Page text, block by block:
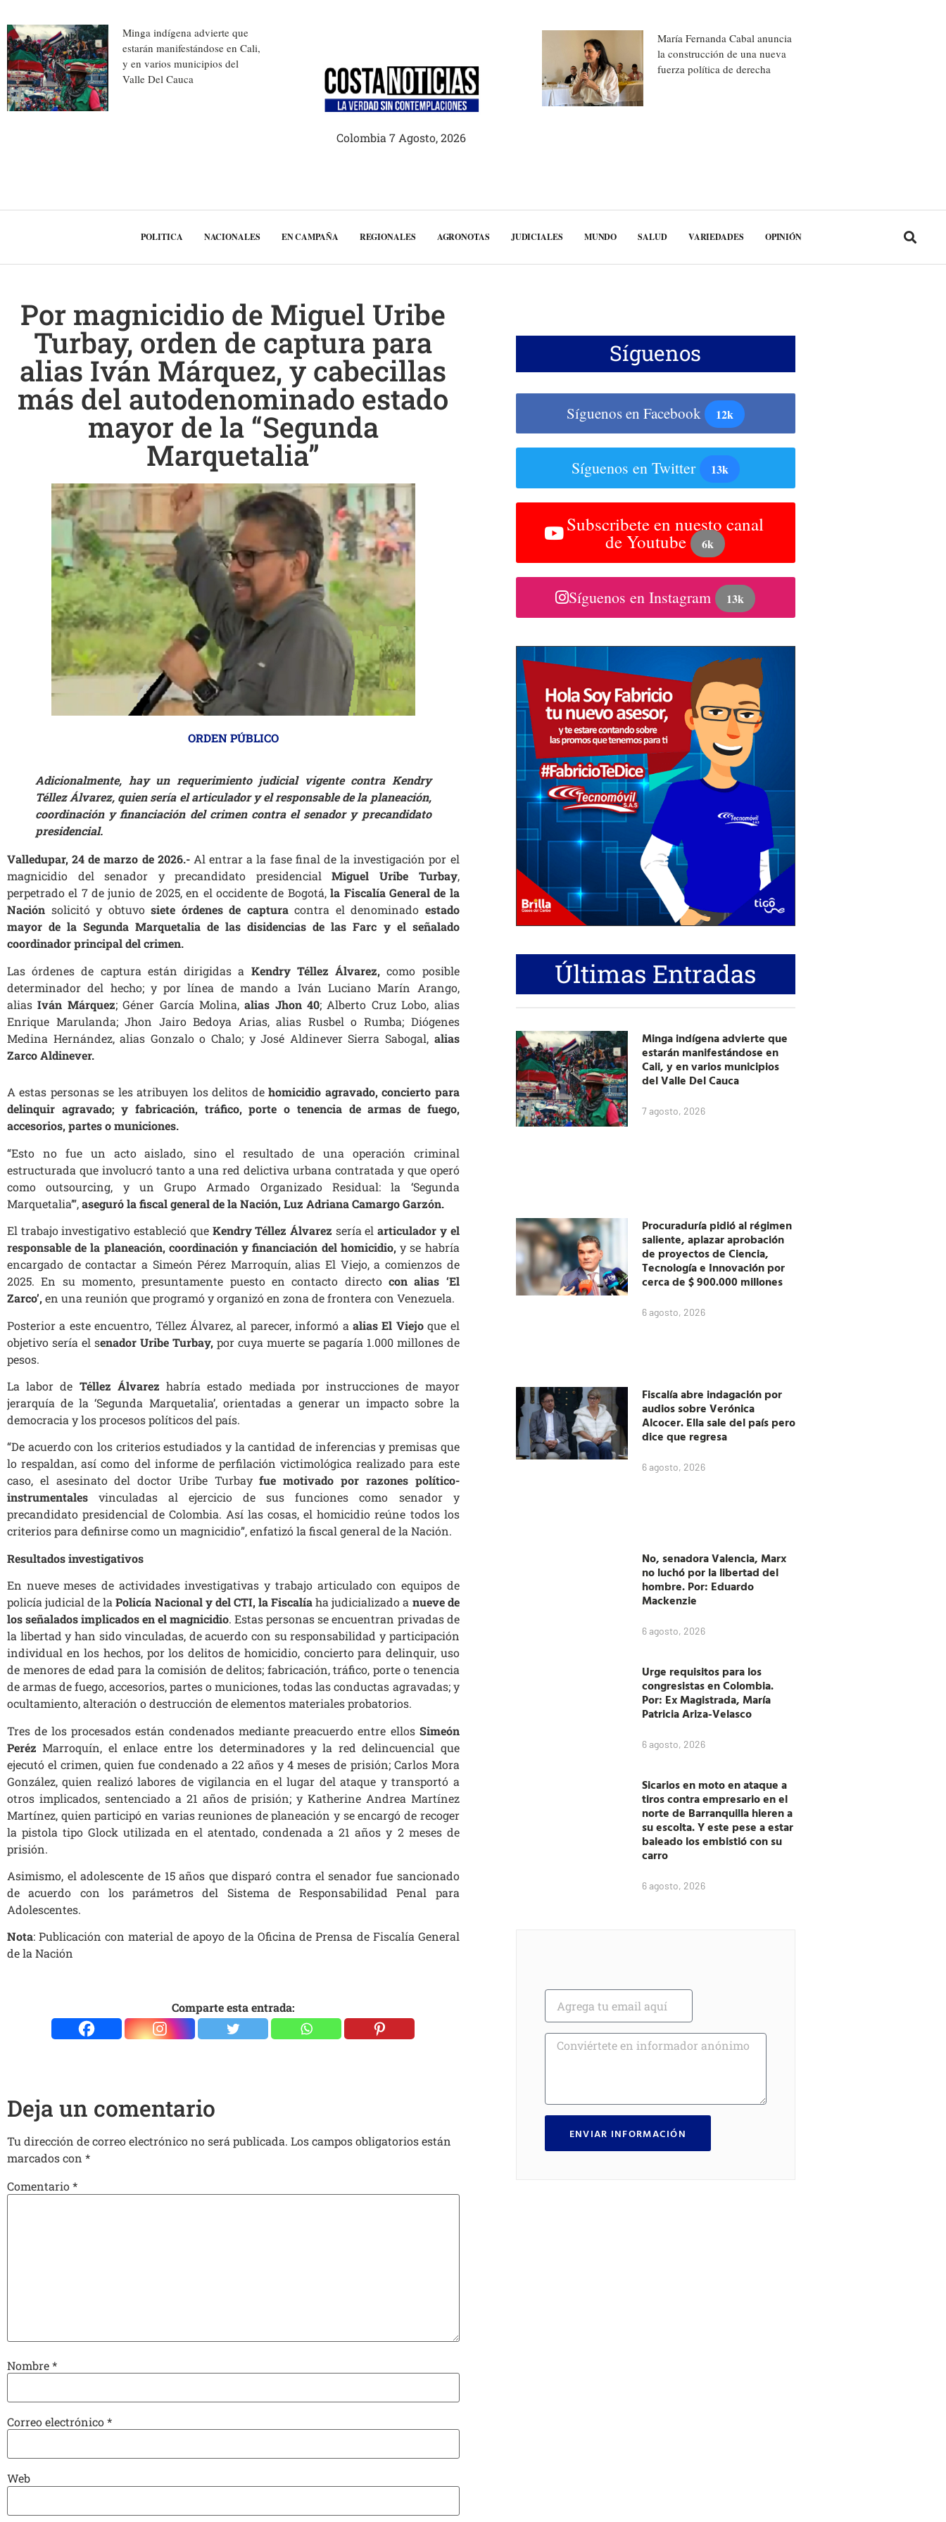
Minga indígena advierte que
estarán manifestándose en Cali,
y en varios municipios del
Valle Del Cauca
Colombia 7 Agosto, 2026
María Fernanda Cabal anuncia
la construcción de una nueva
fuerza política de derecha
POLITICA NACIONALES EN CAMPAÑA REGIONALES AGRONOTAS JUDICIALES MUNDO SALUD VARIEDADES OPINIÓN
Por magnicidio de Miguel Uribe
Turbay, orden de captura para
alias Iván Márquez, y cabecillas
más del autodenominado estado
mayor de la “Segunda
Marquetalia”
ORDEN PÚBLICO
Adicionalmente, hay un requerimiento judicial vigente contra Kendry
Téllez Álvarez, quien sería el articulador y el responsable de la planeación,
coordinación y financiación del crimen contra el senador y precandidato
presidencial.
Valledupar, 24 de marzo de 2026.-Al entrar a la fase final de la investigación por el
magnicidio del senador y precandidato presidencialMiguel Uribe Turbay,
perpetrado el 7 de junio de 2025, en el occidente de Bogotá,la Fiscalía General de la
Nación solicitó y obtuvosiete órdenes de capturacontra el denominado estado
mayor de la Segunda Marquetalia de las disidencias de las Farc y el señalado
coordinador principal del crimen.
Las órdenes de captura están dirigidas a Kendry Téllez Álvarez, como posible
determinador del hecho; y por línea de mando a Iván Luciano Marín Arango,
aliasIván Márquez; Géner García Molina,alias Jhon 40; Alberto Cruz Lobo, alias
Enrique Marulanda; Jhon Jairo Bedoya Arias, alias Rusbel o Rumba; Diógenes
Medina Hernández, alias Gonzalo o Chalo; y José Aldinever Sierra Sabogal, alias
Zarco Aldinever.
A estas personas se les atribuyen los delitos dehomicidio agravado, concierto para
delinquir agravado; y fabricación, tráfico, porte o tenencia de armas de fuego,
accesorios, partes o municiones.
“Esto no fue un acto aislado, sino el resultado de una operación criminal
estructurada que involucró tanto a una red delictiva urbana contratada y que operó
como outsourcing, y un Grupo Armado Organizado Residual: la ‘Segunda
Marquetalia’”,aseguró la fiscal general de la Nación, Luz Adriana Camargo Garzón.
El trabajo investigativo estableció que Kendry Téllez Álvarez sería elarticulador y el
responsable de la planeación, coordinación y financiación del homicidio,y se habría
encargado de contactar a Simeón Pérez Marroquín, alias El Viejo, a comienzos de
2025. En su momento, presuntamente puesto en contacto directocon alias ‘El
Zarco’,en una reunión que programó y organizó en zona de frontera con Venezuela.
Posterior a este encuentro, Téllez Álvarez, al parecer, informó a alias El Viejoque el
objetivo sería el senador Uribe Turbay,por cuya muerte se pagaría 1.000 millones de
pesos.
La labor de Téllez Álvarez habría estado mediada por instrucciones de mayor
jerarquía de la ‘Segunda Marquetalia’, orientadas a generar un impacto sobre la
democracia y los procesos políticos del país.
“De acuerdo con los criterios estudiados y la cantidad de inferencias y premisas que
lo respaldan, así como del informe de perfilación victimológica realizado para este
caso, el asesinato del doctor Uribe Turbayfue motivado por razones político-
instrumentales vinculadas al ejercicio de sus funciones como senador y
precandidato presidencial de Colombia. Así las cosas, el homicidio reúne todos los
criterios para definirse como un magnicidio”, enfatizó la fiscal general de la Nación.
Resultados investigativos
En nueve meses de actividades investigativas y trabajo articulado con equipos de
policía judicial de la Policía Nacional y del CTI, la Fiscalíaha judicializado a nueve de
los señalados implicados en el magnicidio. Estas personas se encuentran privadas de
la libertad y han sido vinculadas, de acuerdo con su responsabilidad y participación
individual en los hechos, por los delitos de homicidio, concierto para delinquir, uso
de menores de edad para la comisión de delitos; fabricación, tráfico, porte o tenencia
de armas de fuego, accesorios, partes o municiones, todas las conductas agravadas; y
ocultamiento, alteración o destrucción de elementos materiales probatorios.
Tres de los procesados están condenados mediante preacuerdo entre ellos Simeón
Peréz Marroquín, el enlace entre los determinadores y la red delincuencial que
ejecutó el crimen, quien fue condenado a 22 años y 4 meses de prisión; Carlos Mora
González, quien realizó labores de vigilancia en el lugar del ataque y transportó a
otros implicados, sentenciado a 21 años de prisión; y Katherine Andrea Martínez
Martínez, quien participó en varias reuniones de planeación y se encargó de recoger
la pistola tipo Glock utilizada en el atentado, condenada a 21 años y 2 meses de
prisión.
Asimismo, el adolescente de 15 años que disparó contra el senador fue sancionado
de acuerdo con los parámetros del Sistema de Responsabilidad Penal para
Adolescentes.
Nota: Publicación con material de apoyo de la Oficina de Prensa de Fiscalía General
de la Nación
Comparte esta entrada:
Deja un comentario
Tu dirección de correo electrónico no será publicada. Los campos obligatorios están
marcados con *
Comentario*
Nombre*
Correo electrónico*
Web
Síguenos
Síguenos en Facebook 12k
Síguenos en Twitter 13k
Subscribete en nuesto canal
de Youtube 6k
Síguenos en Instagram 13k
Últimas Entradas
Minga indígena advierte que
estarán manifestándose en
Cali, y en varios municipios
del Valle Del Cauca
7 agosto, 2026
Procuraduría pidió al régimen
saliente, aplazar aprobación
de proyectos de Ciencia,
Tecnología e Innovación por
cerca de $ 900.000 millones
6 agosto, 2026
Fiscalía abre indagación por
audios sobre Verónica
Alcocer. Ella sale del país pero
dice que regresa
6 agosto, 2026
No, senadora Valencia, Marx
no luchó por la libertad del
hombre. Por: Eduardo
Mackenzie
6 agosto, 2026
Urge requisitos para los
congresistas en Colombia.
Por: Ex Magistrada, María
Patricia Ariza-Velasco
6 agosto, 2026
Sicarios en moto en ataque a
tiros contra empresario en el
norte de Barranquilla hieren a
su escolta. Y este pese a estar
baleado los embistió con su
carro
6 agosto, 2026
ENVIAR INFORMACIÓN